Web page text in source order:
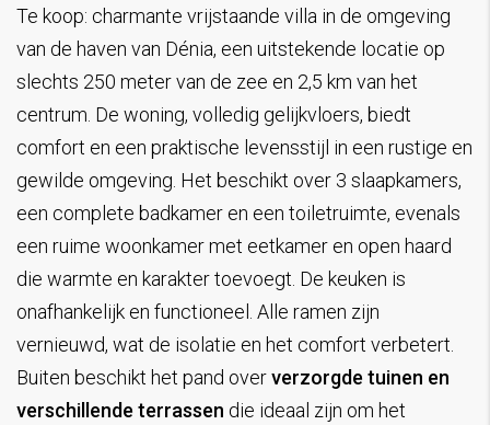
Te koop: charmante vrijstaande villa in de omgeving
van de haven van Dénia, een uitstekende locatie op
slechts 250 meter van de zee en 2,5 km van het
centrum. De woning, volledig gelijkvloers, biedt
comfort en een praktische levensstijl in een rustige en
gewilde omgeving. Het beschikt over 3 slaapkamers,
een complete badkamer en een toiletruimte, evenals
een ruime woonkamer met eetkamer en open haard
die warmte en karakter toevoegt. De keuken is
onafhankelijk en functioneel. Alle ramen zijn
vernieuwd, wat de isolatie en het comfort verbetert.
Buiten beschikt het pand oververzorgde tuinen en
verschillende terrassen die ideaal zijn om het